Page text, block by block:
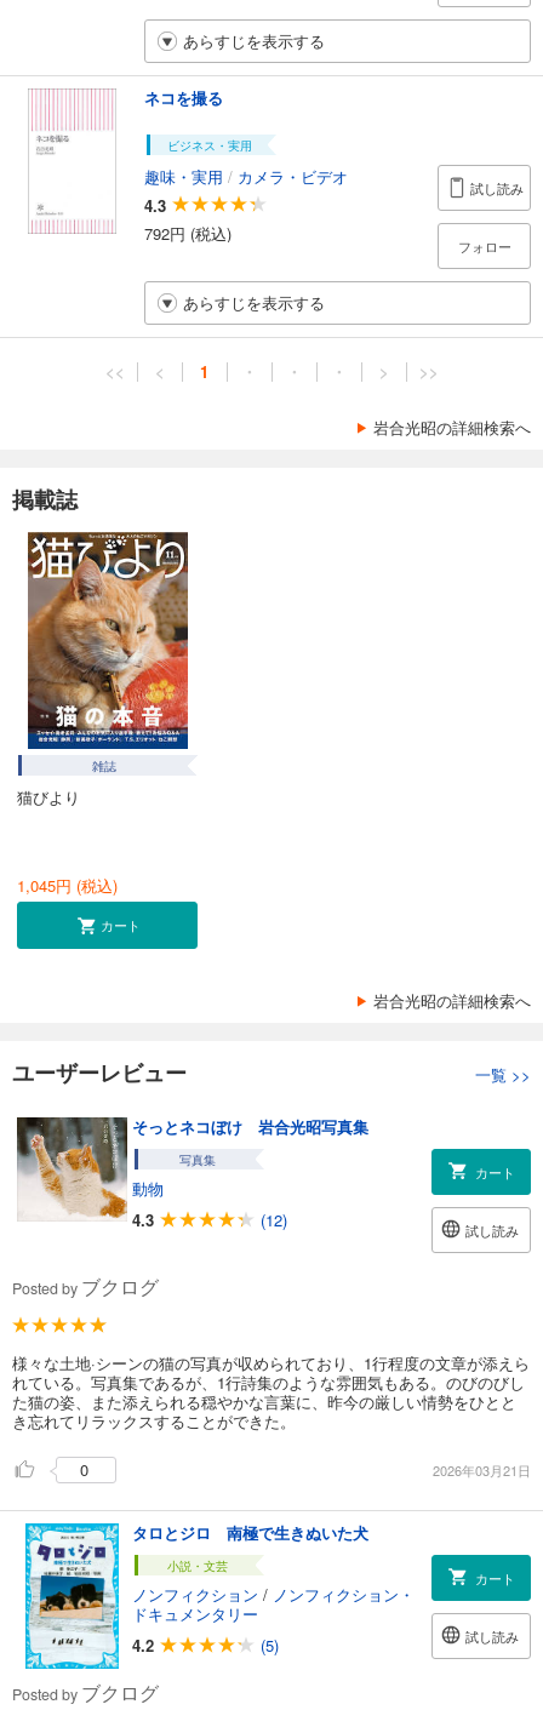
あらすじを表示する
ネコを撮る
ビジネス・実用
趣味・実用 / カメラ・ビデオ
4.3
792円 (税込)
試し読み
フォロー
あらすじを表示する
<< < 1 ・ ・ ・ > >>
岩合光昭の詳細検索へ
掲載誌
雑誌
猫びより
1,045円 (税込)
カート
岩合光昭の詳細検索へ
ユーザーレビュー 一覧 >>
そっとネコぼけ 岩合光昭写真集
写真集
動物
4.3
(12)
カート
試し読み
Posted by ブクログ
様々な土地·シーンの猫の写真が収められており、1行程度の文章が添えら
れている。写真集であるが、1行詩集のような雰囲気もある。のびのびし
た猫の姿、また添えられる穏やかな言葉に、昨今の厳しい情勢をひとと
き忘れてリラックスすることができた。
0 2026年03月21日
タロとジロ 南極で生きぬいた犬
小説・文芸
ノンフィクション / ノンフィクション・
ドキュメンタリー
4.2
(5)
カート
試し読み
Posted by ブクログ